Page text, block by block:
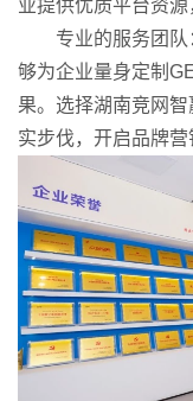
业提供优质平台资源
专业的服务团队
够为企业量身定制
果。选择湖南竞网
实步伐，开启品牌营